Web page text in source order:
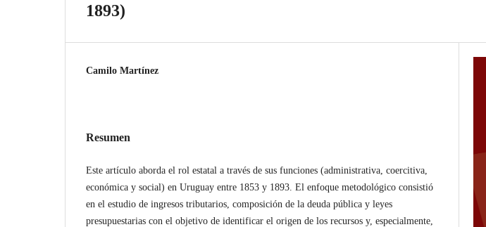
1893)
Camilo Martínez
Resumen
Este artículo aborda el rol estatal a través de sus funciones (administrativa, coercitiva,
económica y social) en Uruguay entre 1853 y 1893. El enfoque metodológico consistió
en el estudio de ingresos tributarios, composición de la deuda pública y leyes
presupuestarias con el objetivo de identificar el origen de los recursos y, especialmente,